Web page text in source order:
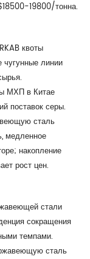
19800/тонна.
квоты
чугунные линии
МХП в Китае
поставок серы.
сталь
медленное
накопление
рост цен.
стали
сокращения
темпами.
сталь